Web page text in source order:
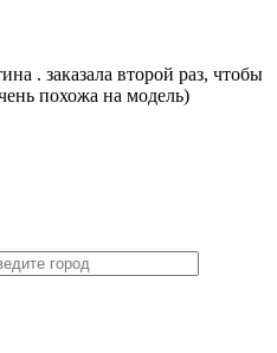
. заказала второй раз, чтобы
похожа на модель)